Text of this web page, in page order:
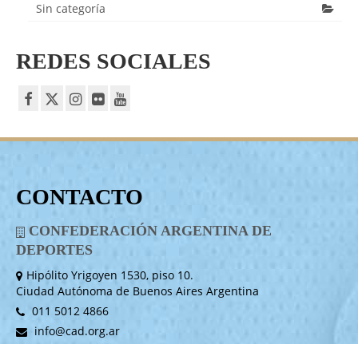
Sin categoría
REDES SOCIALES
CONTACTO
CONFEDERACIÓN ARGENTINA DE
DEPORTES
Hipólito Yrigoyen 1530, piso 10.
Ciudad Autónoma de Buenos Aires Argentina
011 5012 4866
info@cad.org.ar